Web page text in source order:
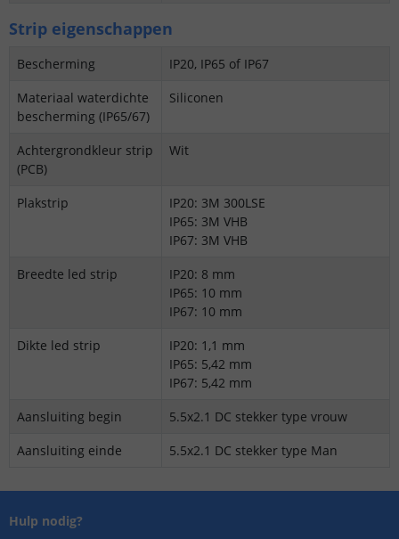
Strip eigenschappen
Bescherming
IP20, IP65 of IP67
Materiaal waterdichte
bescherming (IP65/67)
Siliconen
Achtergrondkleur strip
(PCB)
Wit
Plakstrip
IP20: 3M 300LSE
IP65: 3M VHB
IP67: 3M VHB
Breedte led strip
IP20: 8 mm
IP65: 10 mm
IP67: 10 mm
Dikte led strip
IP20: 1,1 mm
IP65: 5,42 mm
IP67: 5,42 mm
Aansluiting begin
5.5x2.1 DC stekker type vrouw
Aansluiting einde
5.5x2.1 DC stekker type Man
Hulp nodig?